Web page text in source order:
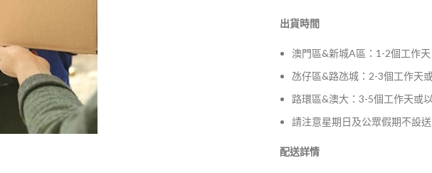
出貨時間
澳門區&新城A區：1-2個工作
氹仔區&路氹城：2-3個工作天
路環區&澳大：3-5個工作天或
請注意星期日及公眾假期不設
配送詳情